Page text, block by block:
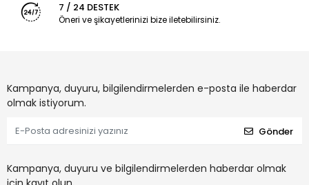
7 / 24 DESTEK
Öneri ve şikayetlerinizi bize iletebilirsiniz.
Kampanya, duyuru, bilgilendirmelerden e-posta ile haberdar
olmak istiyorum.
Gönder
Kampanya, duyuru ve bilgilendirmelerden haberdar olmak